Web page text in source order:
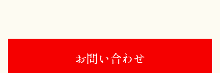
お問い合わせ